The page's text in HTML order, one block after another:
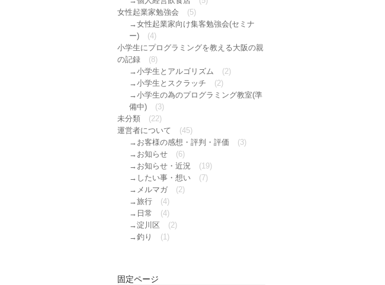
女性起業家勉強会
(5)
女性起業家向け集客勉強会(セミナ
ー)
(4)
小学生にプログラミングを教える大阪の親
の記録
(8)
小学生とアルゴリズム
(2)
小学生とスクラッチ
(2)
小学生の為のプログラミング教室(準
備中)
(3)
未分類
(22)
運営者について
(45)
お客様の感想・評判・評価
(3)
お知らせ
(6)
お知らせ・近況
(19)
したい事・想い
(7)
メルマガ
(2)
旅行
(4)
日常
(4)
淀川区
(2)
釣り
(1)
固定ページ